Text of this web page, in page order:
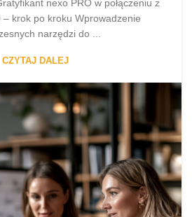
nexo PRO w połączeniu z
– krok po kroku Wprowadzenie
narzędzi do ...
CZYTAJ DALEJ